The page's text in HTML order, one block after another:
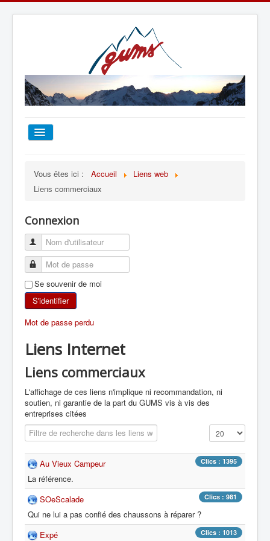
TOUT SUR LE GUMS
ESCALADE
ALPINISME
SKI DE RANDONNÉE
RANDONNÉE SPORTIVE
Vous êtes ici : Accueil
Liens web
Liens commerciaux
Connexion
Se souvenir de moi
S'identifier
Mot de passe perdu
Liens Internet
Liens commerciaux
L'affichage de ces liens n'implique ni recommandation, ni
soutien, ni garantie de la part du GUMS vis à vis des
entreprises citées
Champ de filtre
Affichage #
Clics : 1395
Au Vieux Campeur
La référence.
Clics : 981
SOeScalade
Qui ne lui a pas confié des chaussons à réparer ?
Clics : 1013
Expé